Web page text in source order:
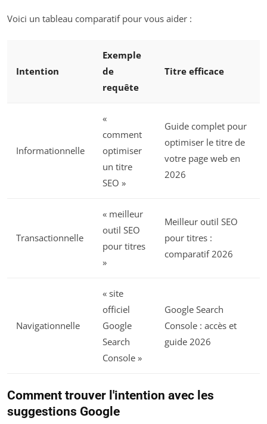
Voici un tableau comparatif pour vous aider :
Intention
Exemple
de
requête
Titre efficace
Informationnelle
«
comment
optimiser
un titre
SEO »
Guide complet pour
optimiser le titre de
votre page web en
2026
Transactionnelle
« meilleur
outil SEO
pour titres
»
Meilleur outil SEO
pour titres :
comparatif 2026
Navigationnelle
« site
officiel
Google
Search
Console »
Google Search
Console : accès et
guide 2026
Comment trouver l'intention avec les
suggestions Google